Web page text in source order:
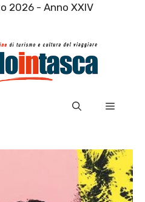
2026 - Anno XXIV
Menu